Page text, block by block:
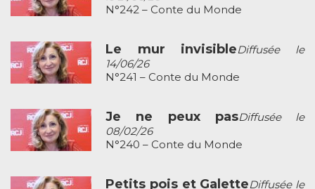
N°242 – Conte du Monde
Le mur invisibleDiffusée le
14/06/26
N°241 – Conte du Monde
Je ne peux pasDiffusée le
08/02/26
N°240 – Conte du Monde
Petits pois et GaletteDiffusée le